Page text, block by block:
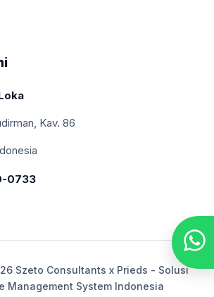
Kav. 86
0733
Szeto Consultants x Prieds - Solusi
Management System Indonesia